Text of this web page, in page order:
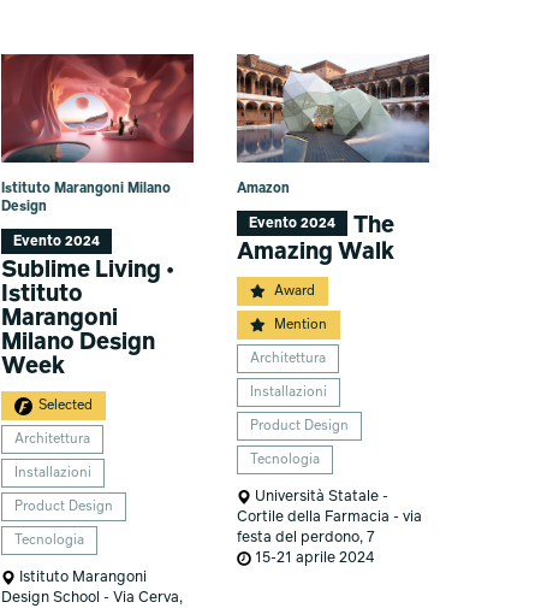
Istituto Marangoni Milano
Design
Evento 2024
Sublime Living •
Istituto
Marangoni
Milano Design
Week
Selected
Architettura
Installazioni
Product Design
Tecnologia
Istituto Marangoni
Design School - Via Cerva,
Amazon
Evento 2024
The
Amazing Walk
Award
Mention
Architettura
Installazioni
Product Design
Tecnologia
Università Statale -
Cortile della Farmacia - via
festa del perdono, 7
15-21 aprile 2024